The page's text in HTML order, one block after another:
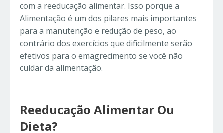
com a reeducação alimentar. Isso porque a
Alimentação é um dos pilares mais importantes
para a manutenção e redução de peso, ao
contrário dos exercícios que dificilmente serão
efetivos para o emagrecimento se você não
cuidar da alimentação.
Reeducação Alimentar Ou
Dieta?